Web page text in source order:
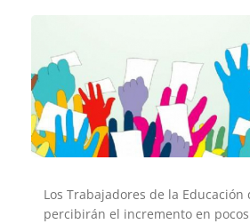
Los Trabajadores de la Educación
percibirán el incremento en